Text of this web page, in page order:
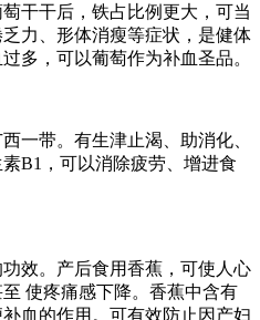
干干后，铁占比例更大，可当
力、形体消瘦等症状，是健体
多，可以葡萄作为补血圣品。
一带。有生津止渴、助消化、
B1，可以消除疲劳、增进食
效。产后食用香蕉，可使人心
使疼痛感下降。香蕉中含有
血的作用。可有效防止因产妇